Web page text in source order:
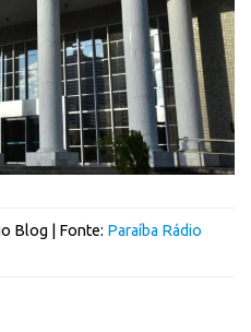
Blog | Fonte: Paraíba Rádio